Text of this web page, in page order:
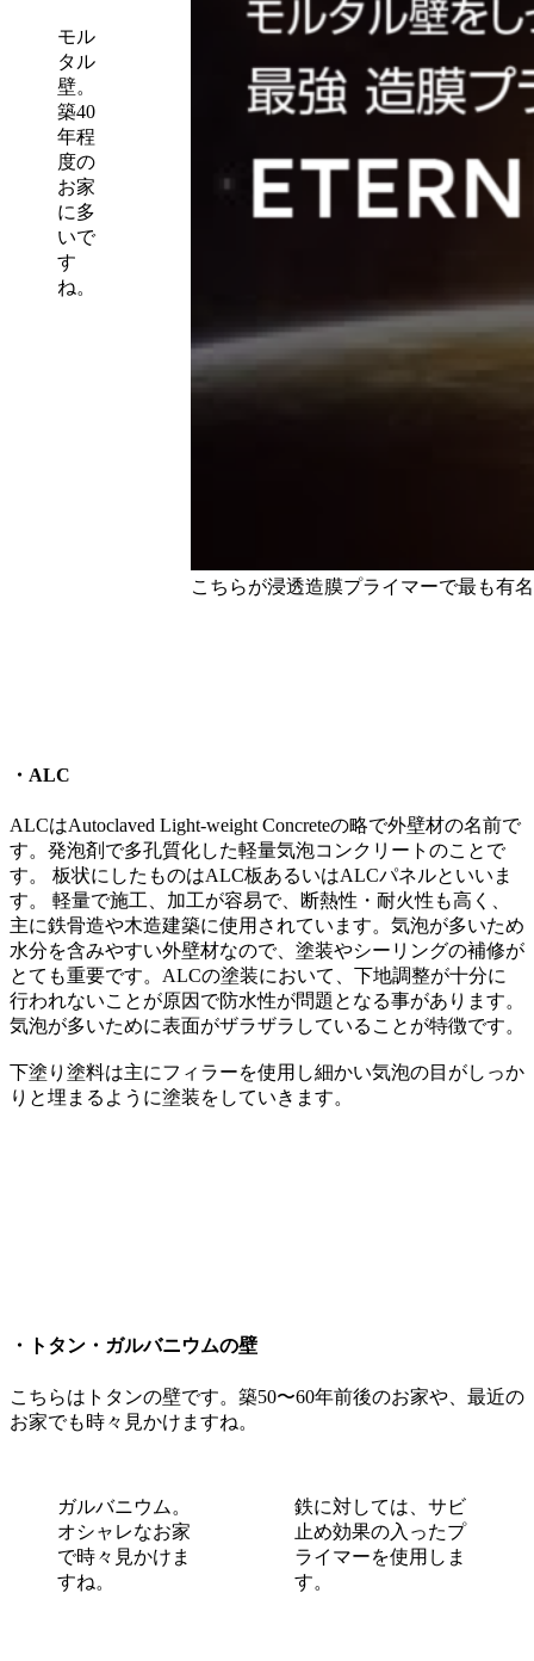
モル
タル
壁。
築40
年程
度の
お家
に多
いで
す
ね。
こちらが浸透造膜プライマーで最も有
・ALC
ALCはAutoclaved Light-weight Concreteの略で外壁材の名前で
す。発泡剤で多孔質化した軽量気泡コンクリートのことで
す。 板状にしたものはALC板あるいはALCパネルといいま
す。 軽量で施工、加工が容易で、断熱性・耐火性も高く、
主に鉄骨造や木造建築に使用されています。気泡が多いため
水分を含みやすい外壁材なので、塗装やシーリングの補修が
とても重要です。ALCの塗装において、下地調整が十分に
行われないことが原因で防水性が問題となる事があります。
気泡が多いために表面がザラザラしていることが特徴です。
下塗り塗料は主にフィラーを使用し細かい気泡の目がしっか
りと埋まるように塗装をしていきます。
・トタン・ガルバニウムの壁
こちらはトタンの壁です。築50〜60年前後のお家や、最近の
お家でも時々見かけますね。
ガルバニウム。
オシャレなお家
で時々見かけま
すね。
鉄に対しては、サビ
止め効果の入ったプ
ライマーを使用しま
す。